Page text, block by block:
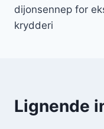
dijonsennep for
krydderi
Lignende